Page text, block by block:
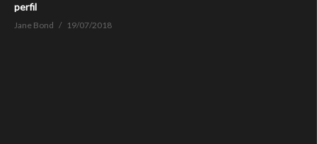
perfil
Jane Bond 19/07/2018